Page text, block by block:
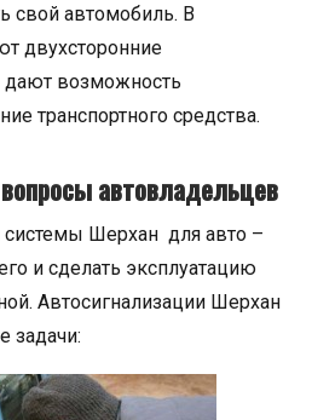
свой автомобиль. В
двухсторонние
возможность
транспортного средства.
автовладельцев
Шерхан для авто –
и сделать эксплуатацию
Автосигнализации Шерхан
задачи: